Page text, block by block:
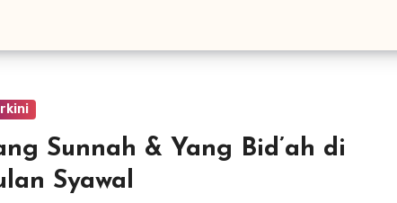
Sunnah & Yang Bid’ah di
Syawal